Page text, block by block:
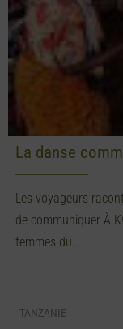
La danse
Les voyageurs
de communiquer À
femmes du...
TANZANIE